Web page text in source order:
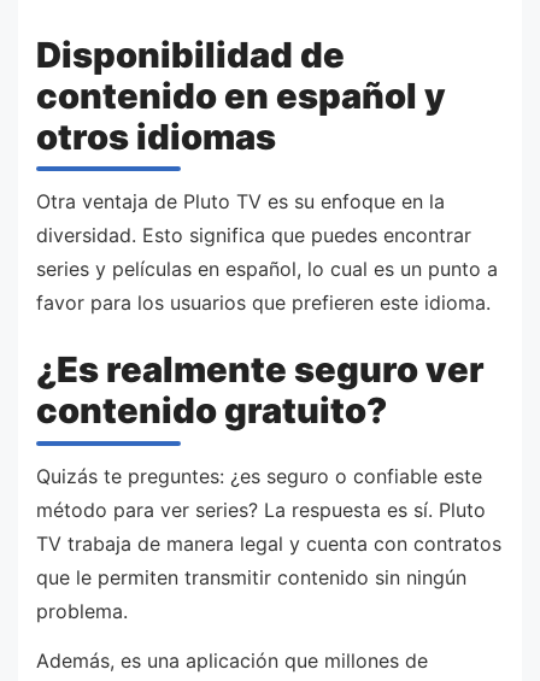
Disponibilidad de
contenido en español y
otros idiomas
Otra ventaja de Pluto TV es su enfoque en la
diversidad. Esto significa que puedes encontrar
series y películas en español, lo cual es un punto a
favor para los usuarios que prefieren este idioma.
¿Es realmente seguro ver
contenido gratuito?
Quizás te preguntes: ¿es seguro o confiable este
método para ver series? La respuesta es sí. Pluto
TV trabaja de manera legal y cuenta con contratos
que le permiten transmitir contenido sin ningún
problema.
Además, es una aplicación que millones de